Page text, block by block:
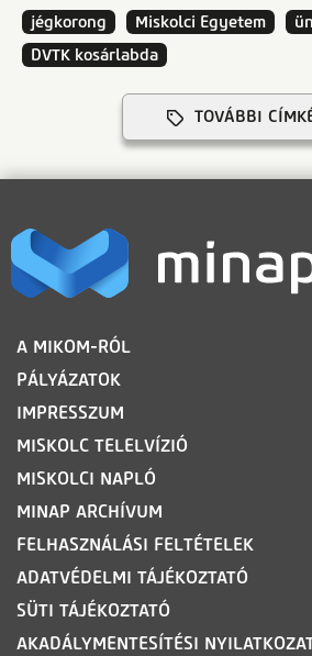
jégkorong
Miskolci Egyetem
DVTK kosárlabda
TOVÁBBI
LÁBLÉC
A MIKOM-RÓL
PÁLYÁZATOK
IMPRESSZUM
MISKOLC TELELVÍZIÓ
MISKOLCI NAPLÓ
MINAP ARCHÍVUM
FELHASZNÁLÁSI FELTÉTELEK
ADATVÉDELMI TÁJÉKOZTATÓ
SÜTI TÁJÉKOZTATÓ
AKADÁLYMENTESÍTÉSI